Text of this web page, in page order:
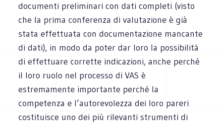
documenti preliminari con dati completi (visto
che la prima conferenza di valutazione è già
stata effettuata con documentazione mancante
di dati), in modo da poter dar loro la possibilità
di effettuare corrette indicazioni, anche perché
il loro ruolo nel processo di VAS è
estremamente importante perché la
competenza e l’autorevolezza dei loro pareri
costituisce uno dei più rilevanti strumenti di